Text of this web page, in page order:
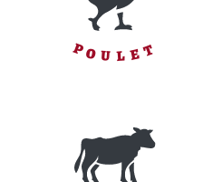
POU L ET